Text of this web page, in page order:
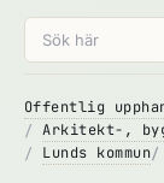
Offentlig
Arkitekt-,
Lunds kommun